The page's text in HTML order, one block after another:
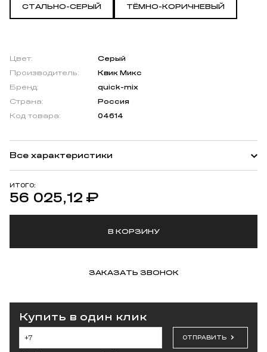
СТАЛЬНО-СЕРЫЙ ТЁМНО-КОРИЧНЕВЫЙ
ИТОГО:
56 025,12 ₽
В КОРЗИНУ
ЗАКАЗАТЬ ЗВОНОК
Цвет:
Серый
Производитель:
Квик Микс
Бренд:
quick-mix
Страна:
Россия
Код товара:
04614
Все характеристики
Купить в один клик
ОТПРАВИТЬ